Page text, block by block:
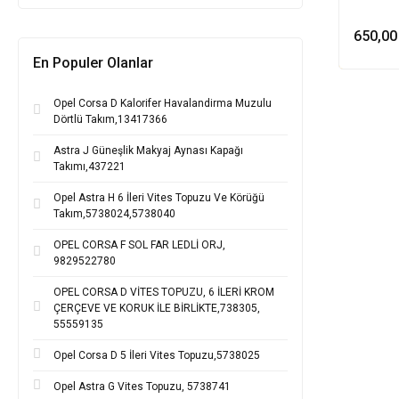
En Populer Olanlar
Opel Corsa D Kalorifer Havalandirma Muzulu
Dörtlü Takım,13417366
Astra J Güneşlik Makyaj Aynası Kapağı
Takımı,437221
Opel Astra H 6 İleri Vites Topuzu Ve Körüğü
Takım,5738024,5738040
OPEL CORSA F SOL FAR LEDLİ ORJ,
9829522780
OPEL CORSA D VİTES TOPUZU, 6 İLERİ KROM
ÇERÇEVE VE KORUK İLE BİRLİKTE,738305,
55559135
Opel Corsa D 5 İleri Vites Topuzu,5738025
Opel Astra G Vites Topuzu, 5738741